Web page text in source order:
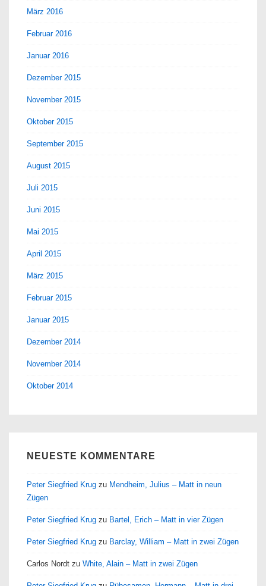
März 2016
Februar 2016
Januar 2016
Dezember 2015
November 2015
Oktober 2015
September 2015
August 2015
Juli 2015
Juni 2015
Mai 2015
April 2015
März 2015
Februar 2015
Januar 2015
Dezember 2014
November 2014
Oktober 2014
NEUESTE KOMMENTARE
Peter Siegfried Krug zu Mendheim, Julius – Matt in neun
Zügen
Peter Siegfried Krug zu Bartel, Erich – Matt in vier Zügen
Peter Siegfried Krug zu Barclay, William – Matt in zwei Zügen
Carlos Nordt zu White, Alain – Matt in zwei Zügen